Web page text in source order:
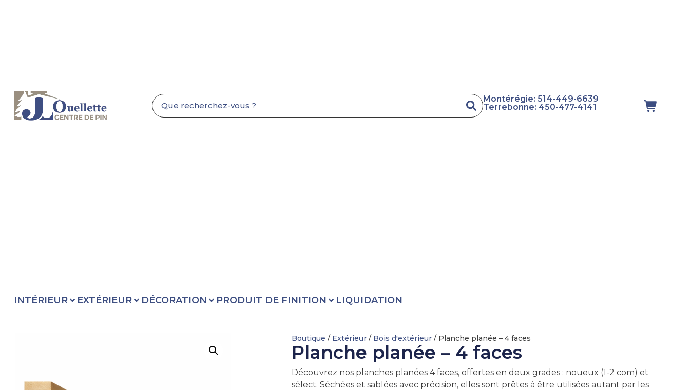
Montérégie: 514-449-6639
Terrebonne: 450-477-4141
INTÉRIEUR EXTÉRIEUR DÉCORATION PRODUIT DE FINITION LIQUIDATION
Boutique / Extérieur / Bois d'extérieur / Planche planée – 4 faces
Planche planée – 4 faces
Découvrez nos planches planées 4 faces, offertes en deux grades : noueux (1-2 com) et
sélect. Séchées et sablées avec précision, elles sont prêtes à être utilisées autant par les